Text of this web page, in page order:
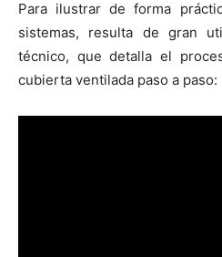
Para ilustrar de forma
sistemas, resulta de gran
técnico, que detalla el
cubierta ventilada paso a paso: